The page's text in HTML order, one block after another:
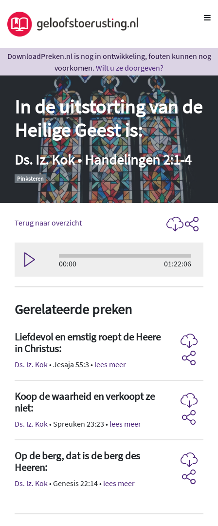
DownloadPreken.nl is nog in ontwikkeling, fouten kunnen nog
voorkomen. Wilt u ze doorgeven?
In de uitstorting van de
Heilige Geest is:
Ds. Iz. Kok • Handelingen 2:1-4
Pinksteren
Terug naar overzicht
00:00 01:22:06
Gerelateerde preken
Liefdevol en ernstig roept de Heere
in Christus:
Ds. Iz. Kok• Jesaja 55:3 • lees meer
Koop de waarheid en verkoopt ze
niet:
Ds. Iz. Kok• Spreuken 23:23 • lees meer
Op de berg, dat is de berg des
Heeren:
Ds. Iz. Kok• Genesis 22:14 • lees meer